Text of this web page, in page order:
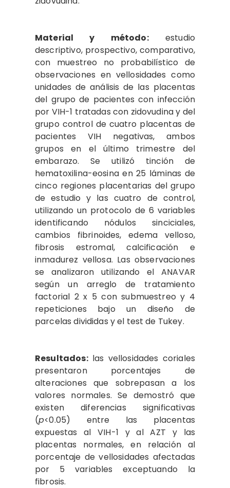
Material y método:estudio
descriptivo, prospectivo, comparativo,
con muestreo no probabilístico de
observaciones en vellosidades como
unidades de análisis de las placentas
del grupo de pacientes con infección
por VIH-1 tratadas con zidovudina y del
grupo control de cuatro placentas de
pacientes VIH negativas, ambos
grupos en el último trimestre del
embarazo. Se utilizó tinción de
hematoxilina-eosina en 25 láminas de
cinco regiones placentarias del grupo
de estudio y las cuatro de control,
utilizando un protocolo de 6 variables
identificando nódulos sinciciales,
cambios fibrinoides, edema velloso,
fibrosis estromal, calcificación e
inmadurez vellosa. Las observaciones
se analizaron utilizando el ANAVAR
según un arreglo de tratamiento
factorial 2 x 5 con submuestreo y 4
repeticiones bajo un diseño de
parcelas divididas y el test de Tukey.
Resultados:las vellosidades coriales
presentaron porcentajes de
alteraciones que sobrepasan a los
valores normales. Se demostró que
existen diferencias significativas
(p<0.05) entre las placentas
expuestas al VIH-1 y al AZT y las
placentas normales, en relación al
porcentaje de vellosidades afectadas
por 5 variables exceptuando la
fibrosis.